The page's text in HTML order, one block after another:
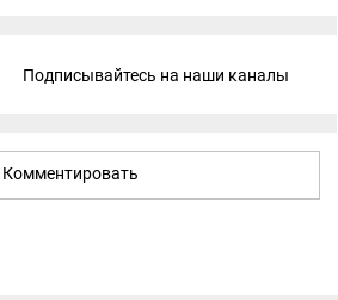
Подписывайтесь на наши каналы
Комментировать